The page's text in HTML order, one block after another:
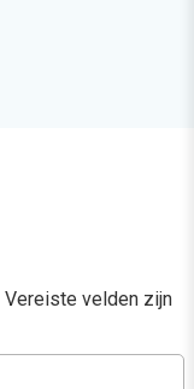
Vereiste velden zijn